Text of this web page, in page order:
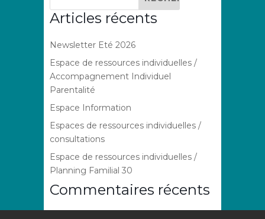
Articles récents
Newsletter Eté 2026
Espace de ressources individuelles /
Accompagnement Individuel
Parentalité
Espace Information
Espaces de ressources individuelles /
consultations
Espace de ressources individuelles /
Planning Familial 30
Commentaires récents